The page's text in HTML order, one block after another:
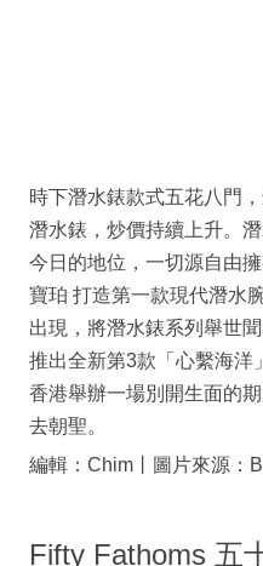
時下潛水錶款式五花八門
潛水錶，炒價持續上升。
今日的地位，一切源自由
寶珀 打造第一款現代潛水
出現，將潛水錶系列舉世
推出全新第3款「心繫海洋
香港舉辦一場別開生面的
去朝聖。
編輯：Chim丨圖片來源：
Fifty Fathoms 五